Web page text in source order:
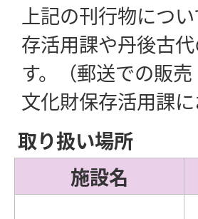
上記の刊行物につ
存活用課や丹後古
す。（郵送での販
文化財保存活用課
取り扱い場所
施設名